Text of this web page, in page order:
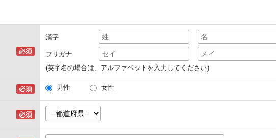
漢字
フリガナ
(英字名の場合は、アルファベットを入力してください)
男性 女性